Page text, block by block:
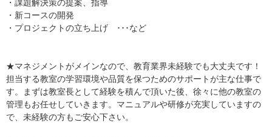
・課題解決策の提案、指導
・新コースの開発
・プロジェクトの立ち上げ ･･･など
★マネジメントがメインなので、教育業界未経験でも大丈夫です！
担当する教室の学習環境や品質を保つためのサポートが主な仕事で
す。まずは教室長として経験を積んで頂いた後、徐々に他の教室の
管理もお任せしていきます。マニュアルや研修が充実していますの
で、未経験の方もご安心下さい。